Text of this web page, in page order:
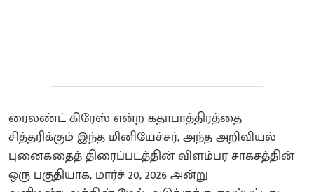
ரைலண்ட் கிரேஸ் என்ற கதாபாத்திரத்தை
சித்தரிக்கும் இந்த மினியேச்சர், அந்த அறிவியல்
புனைகதைத் திரைப்படத்தின் விளம்பர சாகசத்தின்
ஒரு பகுதியாக, மார்ச் 20, 2026 அன்று